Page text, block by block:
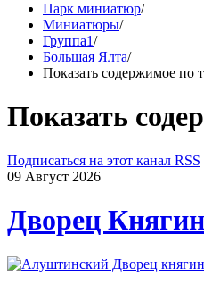
Парк миниатюр/
Миниатюры/
Группа1/
Большая Ялта/
Показать содержимое по
Показать
Подписаться на этот канал RSS
09 Август 2026
Дворец